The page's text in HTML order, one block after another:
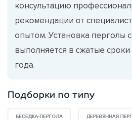
консультацию
рекомендации от
опытом. Установка перголы
выполняется в сжатые сроки
года.
Подборки по типу
БЕСЕДКА-ПЕРГОЛА ДЕРЕВЯННАЯ